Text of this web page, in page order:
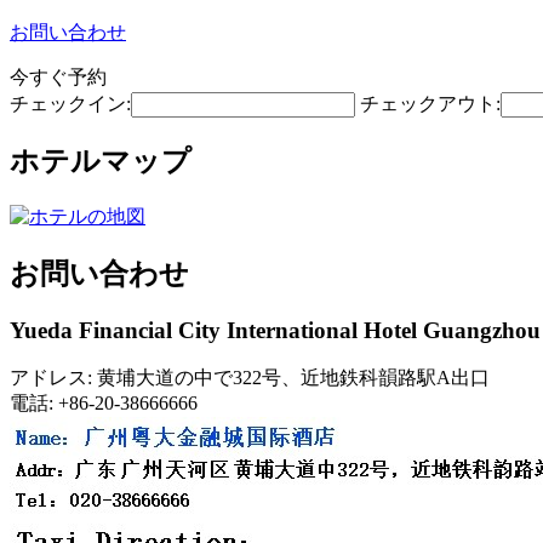
お問い合わせ
今すぐ予約
チェックイン:
チェックアウト:
ホテルマップ
お問い合わせ
Yueda Financial City International Hotel Guangzhou
アドレス: 黄埔大道の中で322号、近地鉄科韻路駅A出口
電話: +86-20-38666666